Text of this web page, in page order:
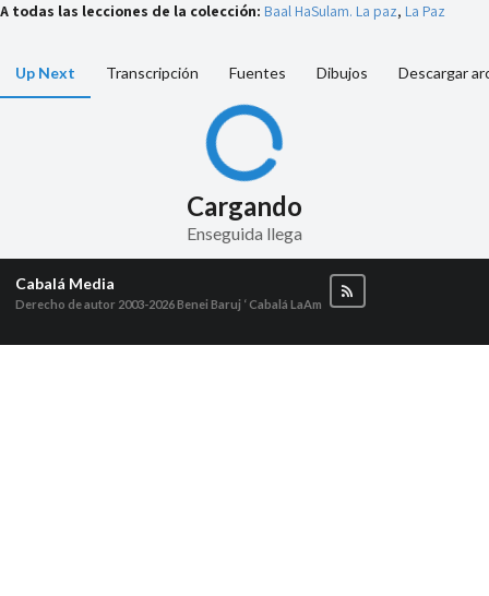
A todas las lecciones de la colección: Baal HaSulam. La paz, La Paz
Up Next Transcripción Fuentes Dibujos Descargar
Cargando
Enseguida llega
Cabalá Media
Derecho de autor 2003-2026Benei Baruj ‘ Cabalá LaAm